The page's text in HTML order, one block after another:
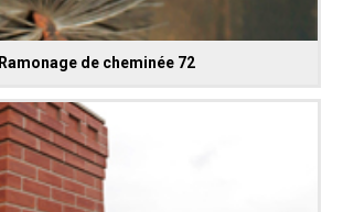
Ramonage de cheminée 72